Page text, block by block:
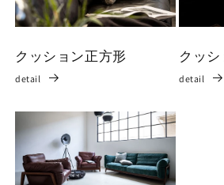
クッション正方形
detail
クッ
detail